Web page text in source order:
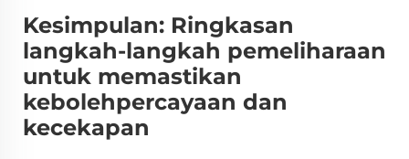
Kesimpulan: Ringkasan
langkah-langkah pemeliharaan
untuk memastikan
kebolehpercayaan dan
kecekapan